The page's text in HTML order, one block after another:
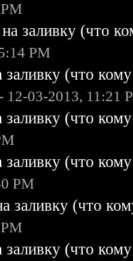
заливку (что
PM
заливку (что
- 12-03-2013, 11:21
заливку (что
заливку (что
PM
заливку (что
заливку (что